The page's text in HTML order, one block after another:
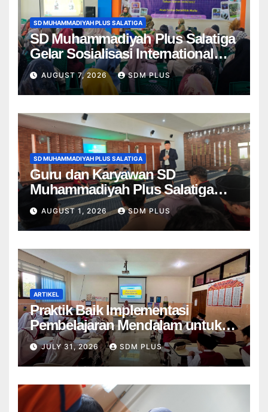
SD MUHAMMADIYAH PLUS SALATIGA
SD Muhammadiyah Plus Salatiga
Gelar Sosialisasi International
Class Program, Wali Murid Kenali
Program ICP dari Kelas 1–6
AUGUST 7, 2026 SDM PLUS
SD MUHAMMADIYAH PLUS SALATIGA
Guru dan Karyawan SD
Muhammadiyah Plus Salatiga
Ikuti Penguatan AIK, Jadikan Al-
Fatihah sebagai Landasan
Bekerja di Muhammadiyah
AUGUST 1, 2026 SDM PLUS
ARTIKEL
Praktik Baik Implementasi
Pembelajaran Mendalam untuk
Menumbuhkan Kemampuan
Bernalar Kritis di SD
Muhammadiyah Plus 1 Salatiga
JULY 31, 2026 SDM PLUS